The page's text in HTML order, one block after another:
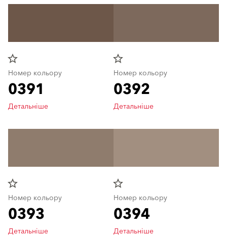
star_border
Номер кольору
0391
Детальніше
star_border
Номер кольору
0392
Детальніше
star_border
Номер кольору
0393
Детальніше
star_border
Номер кольору
0394
Детальніше